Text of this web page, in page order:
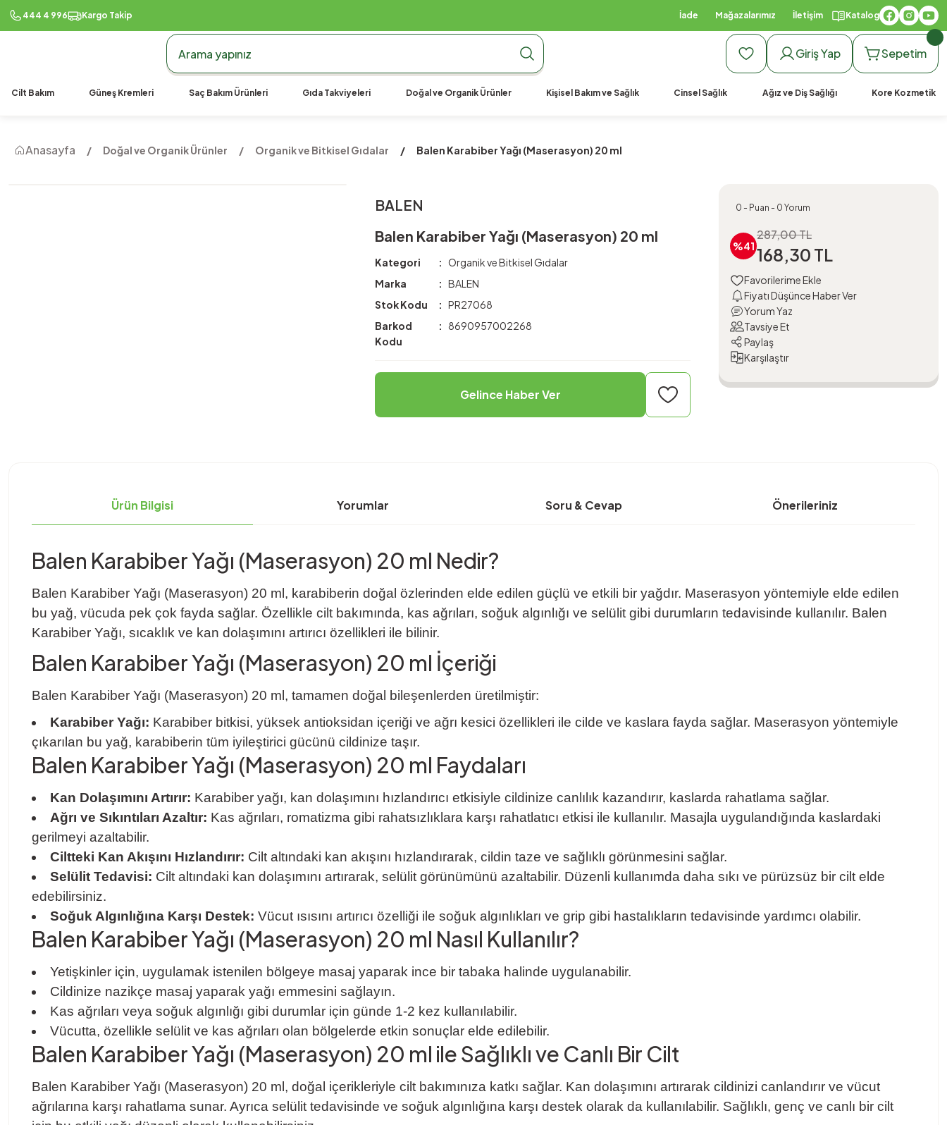
444 4 996 Kargo Takip
990 TL Üzeri Ücretsiz Kargo990 TL Üzeri Ücretsiz Kargo
İade Mağazalarımız İletişim Katalog
Giriş Yap Sepetim
Cilt Bakım Güneş Kremleri Saç Bakım Ürünleri Gıda Takviyeleri Doğal ve Organik Ürünler Kişisel Bakım ve Sağlık Cinsel Sağlık Ağız ve Diş Sağlığı Kore Kozmetik
Anasayfa Doğal ve Organik Ürünler Organik ve Bitkisel Gıdalar Balen Karabiber Yağı (Maserasyon) 20 ml
BALEN
Balen Karabiber Yağı (Maserasyon) 20 ml
Kategori
Organik ve Bitkisel Gıdalar
Marka
BALEN
Stok Kodu
PR27068
Barkod
Kodu
8690957002268
Gelince Haber Ver
0 - Puan - 0 Yorum
%41
287,00 TL
168,30 TL
Fiyatı Düşünce Haber Ver
Yorum Yaz
Tavsiye Et
Paylaş
Karşılaştır
Ürün Bilgisi Yorumlar Soru & Cevap Önerileriniz
Balen Karabiber Yağı (Maserasyon) 20 ml Nedir?
Balen Karabiber Yağı (Maserasyon) 20 ml, karabiberin doğal özlerinden elde edilen güçlü ve etkili bir yağdır. Maserasyon yöntemiyle elde edilen
bu yağ, vücuda pek çok fayda sağlar. Özellikle cilt bakımında, kas ağrıları, soğuk algınlığı ve selülit gibi durumların tedavisinde kullanılır. Balen
Karabiber Yağı, sıcaklık ve kan dolaşımını artırıcı özellikleri ile bilinir.
Balen Karabiber Yağı (Maserasyon) 20 ml İçeriği
Balen Karabiber Yağı (Maserasyon) 20 ml, tamamen doğal bileşenlerden üretilmiştir:
Karabiber Yağı: Karabiber bitkisi, yüksek antioksidan içeriği ve ağrı kesici özellikleri ile cilde ve kaslara fayda sağlar. Maserasyon yöntemiyle
çıkarılan bu yağ, karabiberin tüm iyileştirici gücünü cildinize taşır.
Balen Karabiber Yağı (Maserasyon) 20 ml Faydaları
Kan Dolaşımını Artırır: Karabiber yağı, kan dolaşımını hızlandırıcı etkisiyle cildinize canlılık kazandırır, kaslarda rahatlama sağlar.
Ağrı ve Sıkıntıları Azaltır: Kas ağrıları, romatizma gibi rahatsızlıklara karşı rahatlatıcı etkisi ile kullanılır. Masajla uygulandığında kaslardaki
gerilmeyi azaltabilir.
Ciltteki Kan Akışını Hızlandırır: Cilt altındaki kan akışını hızlandırarak, cildin taze ve sağlıklı görünmesini sağlar.
Selülit Tedavisi: Cilt altındaki kan dolaşımını artırarak, selülit görünümünü azaltabilir. Düzenli kullanımda daha sıkı ve pürüzsüz bir cilt elde
edebilirsiniz.
Soğuk Algınlığına Karşı Destek: Vücut ısısını artırıcı özelliği ile soğuk algınlıkları ve grip gibi hastalıkların tedavisinde yardımcı olabilir.
Balen Karabiber Yağı (Maserasyon) 20 ml Nasıl Kullanılır?
Yetişkinler için, uygulamak istenilen bölgeye masaj yaparak ince bir tabaka halinde uygulanabilir.
Cildinize nazikçe masaj yaparak yağı emmesini sağlayın.
Kas ağrıları veya soğuk algınlığı gibi durumlar için günde 1-2 kez kullanılabilir.
Vücutta, özellikle selülit ve kas ağrıları olan bölgelerde etkin sonuçlar elde edilebilir.
Balen Karabiber Yağı (Maserasyon) 20 ml ile Sağlıklı ve Canlı Bir Cilt
Balen Karabiber Yağı (Maserasyon) 20 ml, doğal içerikleriyle cilt bakımınıza katkı sağlar. Kan dolaşımını artırarak cildinizi canlandırır ve vücut
ağrılarına karşı rahatlama sunar. Ayrıca selülit tedavisinde ve soğuk algınlığına karşı destek olarak da kullanılabilir. Sağlıklı, genç ve canlı bir cilt